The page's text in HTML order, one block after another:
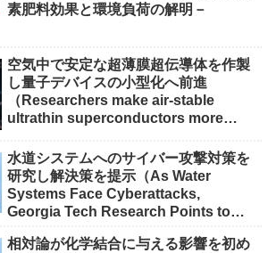
素肥料効果と環境負荷の解明－
空気中で安定な超薄膜超伝導体を作製
し量子デバイスの小型化へ前進
（Researchers make air-stable
ultrathin superconductors more
水道システムへのサイバー攻撃対策を
研究し解決策を提示（As Water
Systems Face Cyberattacks,
Georgia Tech Research Points to
相対論が化学結合に与える影響を初め